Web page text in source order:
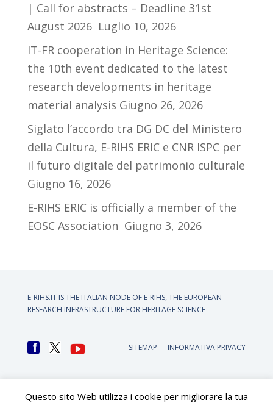
| Call for abstracts – Deadline 31st
August 2026 Luglio 10, 2026
IT-FR cooperation in Heritage Science:
the 10th event dedicated to the latest
research developments in heritage
material analysis Giugno 26, 2026
Siglato l’accordo tra DG DC del Ministero
della Cultura, E-RIHS ERIC e CNR ISPC per
il futuro digitale del patrimonio culturale
Giugno 16, 2026
E-RIHS ERIC is officially a member of the
EOSC Association Giugno 3, 2026
E-RIHS.IT IS THE ITALIAN NODE OF E-RIHS, THE EUROPEAN
RESEARCH INFRASTRUCTURE FOR HERITAGE SCIENCE
SITEMAP INFORMATIVA PRIVACY
Questo sito Web utilizza i cookie per migliorare la tua